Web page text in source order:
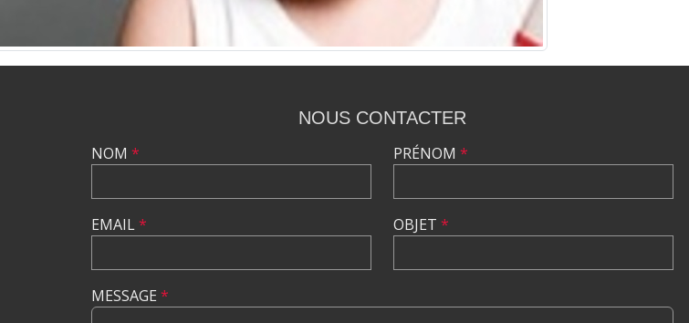
NOUS CONTACTER
NOM *
EMAIL*
PRÉNOM *
OBJET *
MESSAGE *